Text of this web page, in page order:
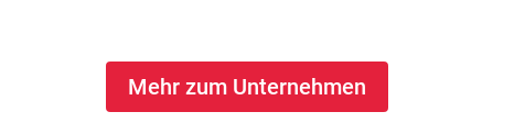
Mehr zum Unternehmen